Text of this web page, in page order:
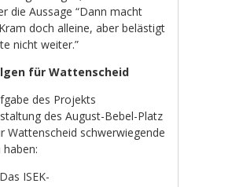
die Aussage “Dann macht
doch alleine, aber belästigt
nicht weiter.”
für Wattenscheid
des Projekts
des August-Bebel-Platz
Wattenscheid schwerwiegende
haben:
Das ISEK-